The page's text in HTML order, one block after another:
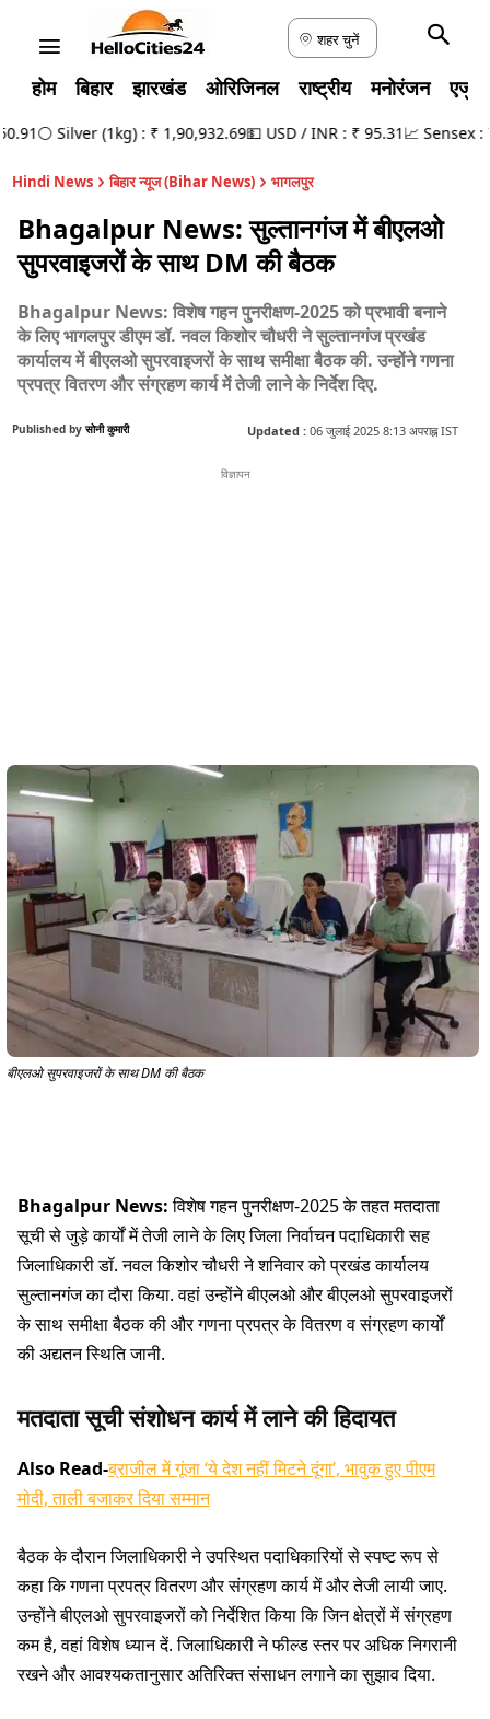
शहर चुनें
होम बिहार झारखंड ओरिजिनल राष्ट्रीय मनोरंजन
⚪ Silver (1kg) : ₹ 1,90,932.69💵 USD / INR : ₹ 95.31📈 Sensex :
Hindi News बिहार न्यूज (Bihar News) भागलपुर
Bhagalpur News: सुल्तानगंज में बीएलओ
सुपरवाइजरों के साथ DM की बैठक
Bhagalpur News: विशेष गहन पुनरीक्षण-2025 को प्रभावी बनाने
के लिए भागलपुर डीएम डॉ. नवल किशोर चौधरी ने सुल्तानगंज प्रखंड
कार्यालय में बीएलओ सुपरवाइजरों के साथ समीक्षा बैठक की. उन्होंने गणना
प्रपत्र वितरण और संग्रहण कार्य में तेजी लाने के निर्देश दिए.
Published by सोनी कुमारी Updated : 06 जुलाई 2025 8:13 अपराह्न IST
विज्ञापन
बीएलओ सुपरवाइजरों के साथ DM की बैठक
Bhagalpur News:विशेष गहन पुनरीक्षण-2025 के तहत मतदाता
सूची से जुड़े कार्यों में तेजी लाने के लिए जिला निर्वाचन पदाधिकारी सह
जिलाधिकारी डॉ. नवल किशोर चौधरी ने शनिवार को प्रखंड कार्यालय
सुल्तानगंज का दौरा किया. वहां उन्होंने बीएलओ और बीएलओ सुपरवाइजरों
के साथ समीक्षा बैठक की और गणना प्रपत्र के वितरण व संग्रहण कार्यों
की अद्यतन स्थिति जानी.
मतदाता सूची संशोधन कार्य में लाने की हिदायत
Also Read-ब्राजील में गूंजा ‘ये देश नहीं मिटने दूंगा’, भावुक हुए पीएम
मोदी, ताली बजाकर दिया सम्मान
बैठक के दौरान जिलाधिकारी ने उपस्थित पदाधिकारियों से स्पष्ट रूप से
कहा कि गणना प्रपत्र वितरण और संग्रहण कार्य में और तेजी लायी जाए.
उन्होंने बीएलओ सुपरवाइजरों को निर्देशित किया कि जिन क्षेत्रों में संग्रहण
कम है, वहां विशेष ध्यान दें. जिलाधिकारी ने फील्ड स्तर पर अधिक निगरानी
रखने और आवश्यकतानुसार अतिरिक्त संसाधन लगाने का सुझाव दिया.